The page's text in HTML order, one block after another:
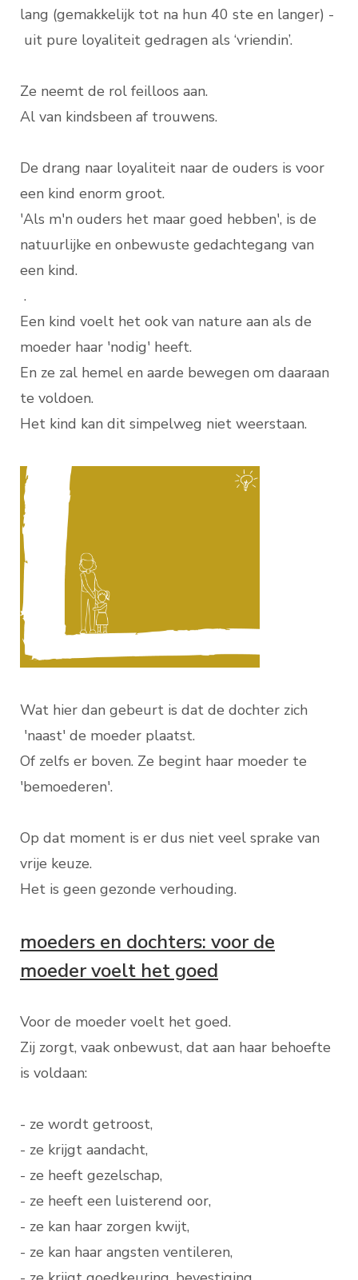
lang (gemakkelijk tot na hun 40 ste en langer) -
uit pure loyaliteit gedragen als ‘vriendin’.
Ze neemt de rol feilloos aan.
Al van kindsbeen af trouwens.
De drang naar loyaliteit naar de ouders is voor
een kind enorm groot.
'Als m'n ouders het maar goed hebben', is de
natuurlijke en onbewuste gedachtegang van
een kind.
.
Een kind voelt het ook van nature aan als de
moeder haar 'nodig' heeft.
En ze zal hemel en aarde bewegen om daaraan
te voldoen.
Het kind kan dit simpelweg niet weerstaan.
Wat hier dan gebeurt is dat de dochter zich
'naast' de moeder plaatst.
Of zelfs er boven. Ze begint haar moeder te
'bemoederen'.
Op dat moment is er dus niet veel sprake van
vrije keuze.
Het is geen gezonde verhouding.
moeders en dochters: voor de
moeder voelt het goed
Voor de moeder voelt het goed.
Zij zorgt, vaak onbewust, dat aan haar behoefte
is voldaan:
- ze wordt getroost,
- ze krijgt aandacht,
- ze heeft gezelschap,
- ze heeft een luisterend oor,
- ze kan haar zorgen kwijt,
- ze kan haar angsten ventileren,